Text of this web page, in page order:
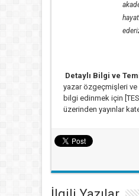
Detaylı Bilgi ve
yazar özgeçmişleri ve
bilgi edinmek için
üzerinden yayınlar